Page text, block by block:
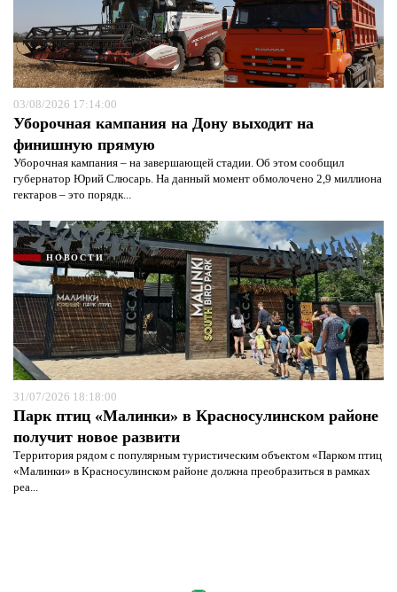
03/08/2026 17:14:00
Уборочная кампания на Дону выходит на
финишную прямую
Уборочная кампания – на завершающей стадии. Об этом сообщил
губернатор Юрий Слюсарь. На данный момент обмолочено 2,9 миллиона
гектаров – это порядк...
НОВОСТИ
31/07/2026 18:18:00
Парк птиц «Малинки» в Красносулинском районе
получит новое развити
Территория рядом с популярным туристическим объектом «Парком птиц
«Малинки» в Красносулинском районе должна преобразиться в рамках
реа...